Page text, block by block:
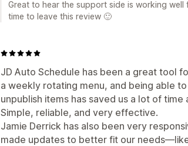
Great to hear the support side is working
time to leave this review 🙂
JD Auto Schedule has been a great tool
a weekly rotating menu, and being able
unpublish items has saved us a lot of
Simple, reliable, and very effective.
Jamie Derrick has also been very
made updates to better fit our